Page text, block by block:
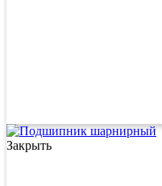
Закрыть